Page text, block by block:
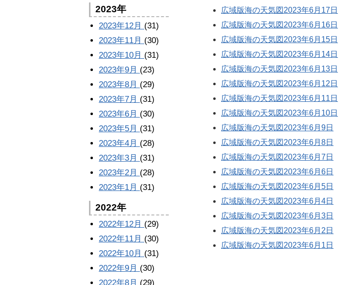
広域版海の天気図2023年6月17日
広域版海の天気図2023年6月16日
広域版海の天気図2023年6月15日
広域版海の天気図2023年6月14日
広域版海の天気図2023年6月13日
広域版海の天気図2023年6月12日
広域版海の天気図2023年6月11日
広域版海の天気図2023年6月10日
広域版海の天気図2023年6月9日
広域版海の天気図2023年6月8日
広域版海の天気図2023年6月7日
広域版海の天気図2023年6月6日
広域版海の天気図2023年6月5日
広域版海の天気図2023年6月4日
広域版海の天気図2023年6月3日
広域版海の天気図2023年6月2日
広域版海の天気図2023年6月1日
2023年
2023年12月 (31)
2023年11月 (30)
2023年10月 (31)
2023年9月 (23)
2023年8月 (29)
2023年7月 (31)
2023年6月 (30)
2023年5月 (31)
2023年4月 (28)
2023年3月 (31)
2023年2月 (28)
2023年1月 (31)
2022年
2022年12月 (29)
2022年11月 (30)
2022年10月 (31)
2022年9月 (30)
2022年8月 (29)